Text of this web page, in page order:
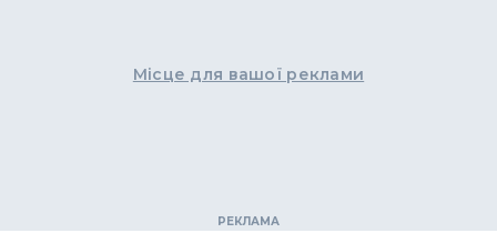
Місце для вашої реклами